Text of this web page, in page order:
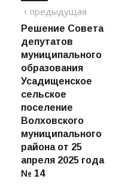
Навигация
по
записям
предыдущая
Решение Совета
депутатов
муниципального
образования
Усадищенское
сельское
поселение
Волховского
муниципального
района от 25
апреля 2025 года
№ 14